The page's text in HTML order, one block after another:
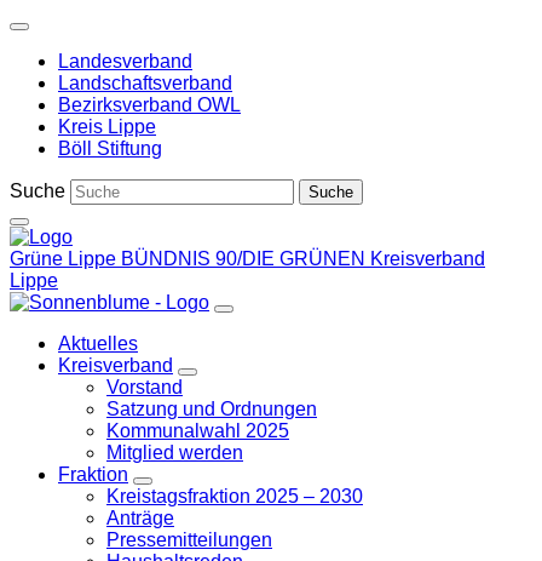
Weiter
Inhalt
Landesverband
Landschaftsverband
Bezirksverband OWL
Kreis Lippe
Böll Stiftung
Suche
Grüne Lippe BÜNDNIS 90/DIE GRÜNEN Kreisverband
Lippe
Aktuelles
Kreisverband
Zeige
Untermenü
Vorstand
Satzung und Ordnungen
Kommunalwahl 2025
Mitglied werden
Fraktion
Zeige
Untermenü
Kreistagsfraktion 2025 – 2030
Anträge
Pressemitteilungen